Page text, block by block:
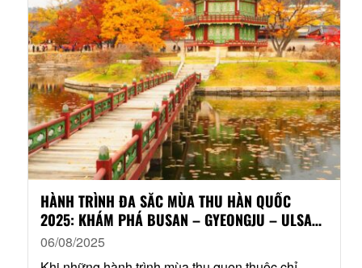
HÀNH TRÌNH ĐA SẮC MÙA THU HÀN QUỐC
2025: KHÁM PHÁ BUSAN – GYEONGJU – ULSAN
– SEOUL (6N5Đ)
06/08/2025